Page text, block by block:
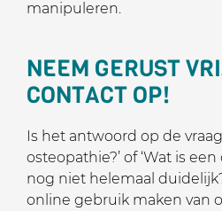
manipuleren.
NEEM GERUST
CONTACT OP!
Is het antwoord op de vraag
osteopathie?’ of ‘Wat is
nog niet helemaal
online gebruik maken van